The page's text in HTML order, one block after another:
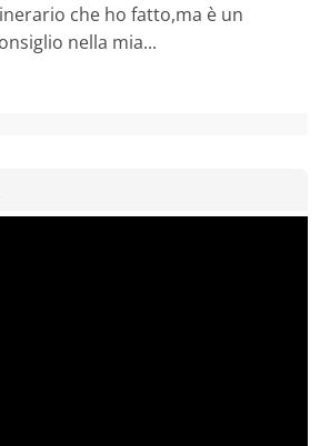
che ho fatto,ma è un
nella mia...